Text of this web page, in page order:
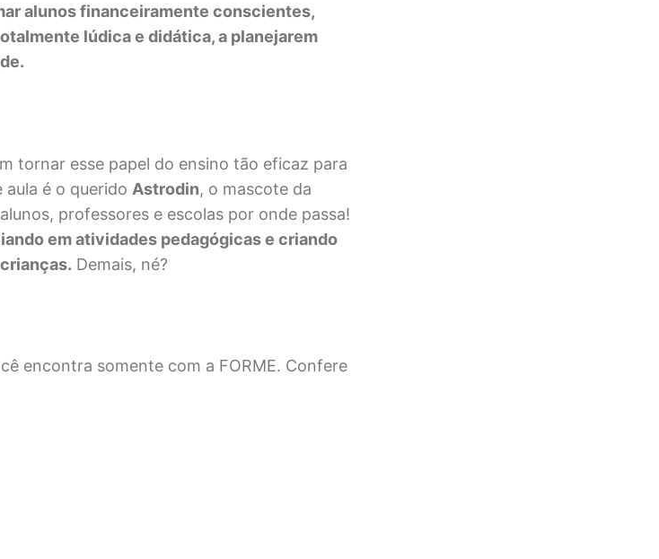
alunos financeiramente conscientes,
lúdica e didática, a planejarem
tornar esse papel do ensino tão eficaz para
aula é o querido Astrodin, o mascote da
professores e escolas por onde passa!
em atividades pedagógicas e criando
Demais, né?
encontra somente com a FORME. Confere